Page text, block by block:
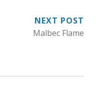
NEXT POST
Malbec Flame